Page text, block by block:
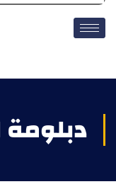
دبلومة